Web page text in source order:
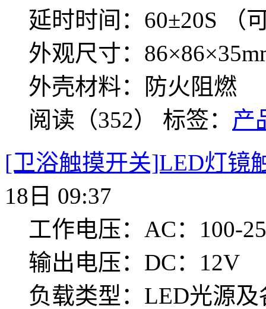
延时时间：60±20S （
外观尺寸：
外壳材料：防火阻燃
阅读（352） 标签： 产
[卫浴触摸开关]LED灯镜
18日 09:37
工作电压：AC：100-
输出电压：DC：12V
负载类型：LED光源